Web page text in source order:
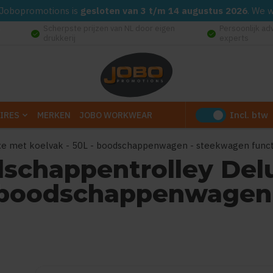
is gesloten van 3 t/m 14 augustus 2026. We
check_circle check_circle
MERKEN JOBO WORKWEAR Incl. btw
met koelvak - 50L - boodschappenwagen - steekwagen